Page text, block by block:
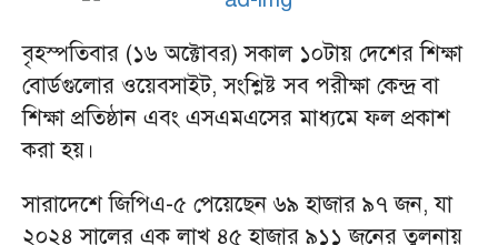
বৃহস্পতিবার (১৬ অক্টোবর) সকাল ১০টায় দেশের শিক্ষা
বোর্ডগুলোর ওয়েবসাইট, সংশ্লিষ্ট সব পরীক্ষা কেন্দ্র বা
শিক্ষা প্রতিষ্ঠান এবং এসএমএসের মাধ্যমে ফল প্রকাশ
করা হয়।
সারাদেশে জিপিএ-৫ পেয়েছেন ৬৯ হাজার ৯৭ জন, যা
২০২৪ সালের এক লাখ ৪৫ হাজার ৯১১ জনের তুলনায়